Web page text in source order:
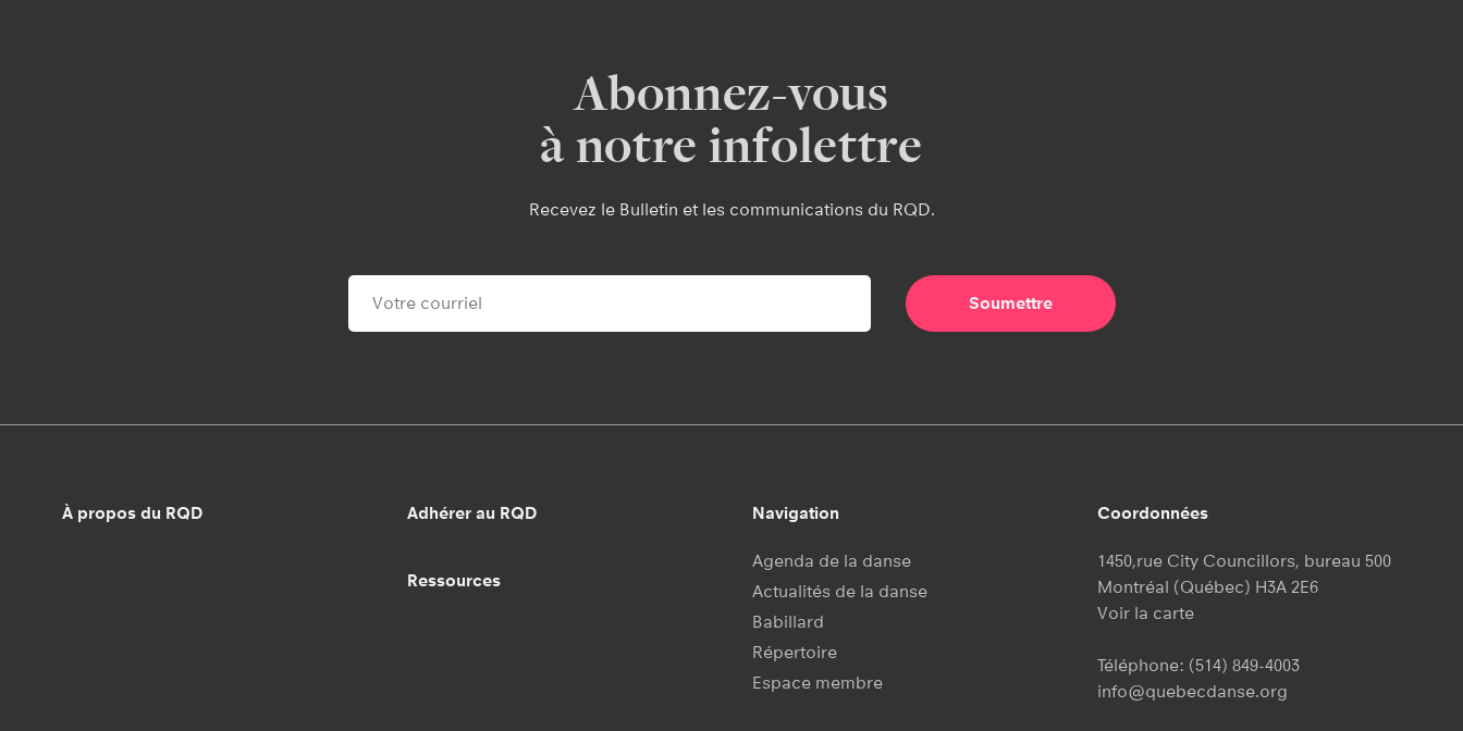
Abonnez-vous
à notre infolettre
Recevez le Bulletin et les communications du RQD.
À propos du RQD Adhérer au RQD
Ressources
Navigation
Agenda de la danse
Actualités de la danse
Babillard
Répertoire
Espace membre
Coordonnées
1450,rue City Councillors, bureau 500
Montréal (Québec) H3A 2E6
Voir la carte
Téléphone: (514) 849-4003
info@quebecdanse.org